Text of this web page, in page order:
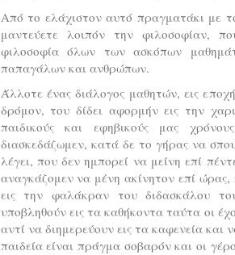
Από το ελάχιστον αυτό πραγματάκι με
μαντεύετε λοιπόν την φιλοσοφίαν,
φιλοσοφία όλων των ασκόπων
παπαγάλων και ανθρώπων.
Άλλοτε ένας διάλογος μαθητών, εις
δρόμον, του δίδει αφορμήν εις την
παιδικούς και εφηβικούς μας
διασκεδάζωμεν, κατά δε το γήρας να
λέγει, που δεν ημπορεί να μείνη επί
αναγκάζομεν να μένη ακίνητον επί
εις την φαλάκραν του διδασκάλου
υποβληθούν εις τα καθήκοντα ταύτα οι
αντί να διημερεύουν εις τα καφενεία
παιδεία είναι πράγμα σοβαρόν και οι